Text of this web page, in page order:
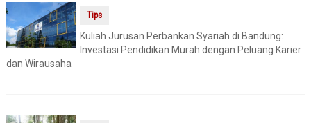
Tips
Kuliah Jurusan Perbankan Syariah di Bandung:
Investasi Pendidikan Murah dengan Peluang Karier
dan Wirausaha